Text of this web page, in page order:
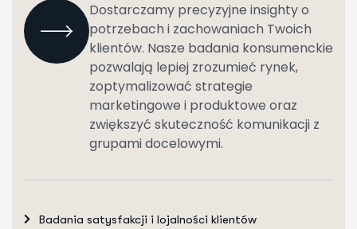
Dostarczamy precyzyjne insighty o
potrzebach i zachowaniach Twoich
klientów. Nasze badania konsumenckie
pozwalają lepiej zrozumieć rynek,
zoptymalizować strategie
marketingowe i produktowe oraz
zwiększyć skuteczność komunikacji z
grupami docelowymi.
Badania satysfakcji i lojalności klientów